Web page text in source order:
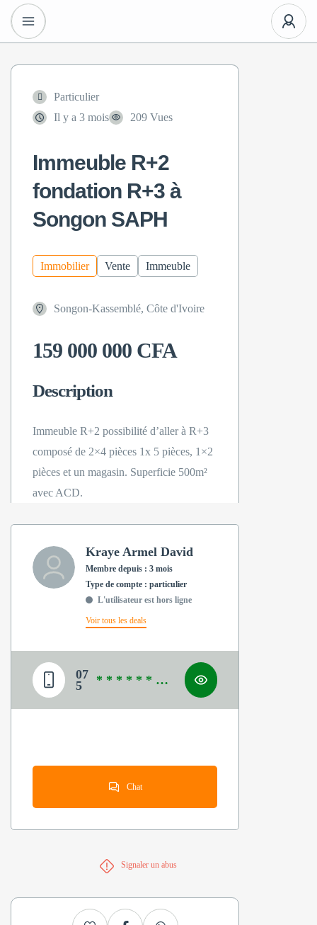
Particulier
Il y a 3 mois
209 Vues
Immeuble R+2
fondation R+3 à
Songon SAPH
Immobilier Vente Immeuble
Songon-Kassemblé, Côte d'Ivoire
159 000 000 CFA
Description
Immeuble R+2 possibilité d’aller à R+3
composé de 2×4 pièces 1x 5 pièces, 1×2
pièces et un magasin. Superficie 500m²
avec ACD.
Kraye Armel David
Membre depuis : 3 mois
type de compte : particulier
L'utilisateur est hors ligne
Voir tous les deals
07
5
* * * * * * * *
Chat
Signaler un abus